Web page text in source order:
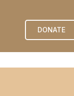
DONATE